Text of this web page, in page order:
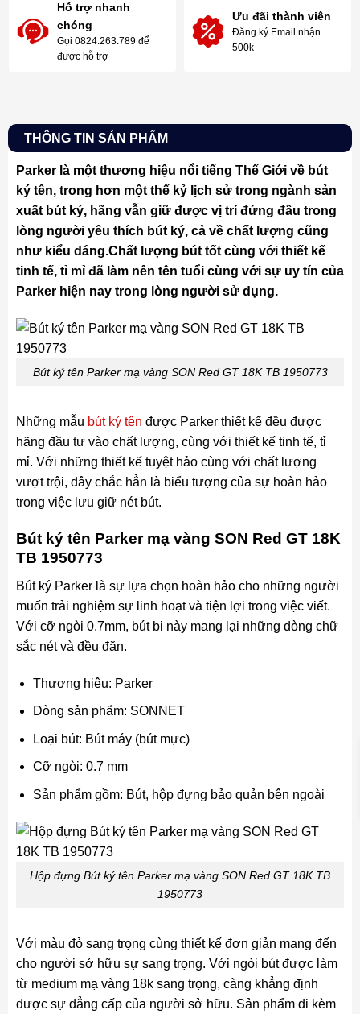
Hỗ trợ nhanh
chóng
Gọi 0824.263.789 để
được hỗ trợ
Ưu đãi thành viên
Đăng ký Email nhận
500k
THÔNG TIN SẢN PHẨM
Parker là một thương hiệu nổi tiếng Thế Giới về bút
ký tên, trong hơn một thế kỷ lịch sử trong ngành sản
xuất bút ký, hãng vẫn giữ được vị trí đứng đầu trong
lòng người yêu thích bút ký, cả về chất lượng cũng
như kiểu dáng.Chất lượng bút tốt cùng với thiết kế
tinh tế, tỉ mỉ đã làm nên tên tuổi cùng với sự uy tín của
Parker hiện nay trong lòng người sử dụng.
Bút ký tên Parker mạ vàng SON Red GT 18K TB 1950773
Những mẫu bút ký tên được Parker thiết kế đều được
hãng đầu tư vào chất lượng, cùng với thiết kế tinh tế, tỉ
mỉ. Với những thiết kế tuyệt hảo cùng với chất lượng
vượt trội, đây chắc hẳn là biểu tượng của sự hoàn hảo
trong việc lưu giữ nét bút.
Bút ký tên Parker mạ vàng SON Red GT 18K
TB 1950773
Bút ký Parker là sự lựa chọn hoàn hảo cho những người
muốn trải nghiệm sự linh hoạt và tiện lợi trong việc viết.
Với cỡ ngòi 0.7mm, bút bi này mang lại những dòng chữ
sắc nét và đều đặn.
Thương hiệu: Parker
Dòng sản phẩm: SONNET
Loại bút: Bút máy (bút mực)
Cỡ ngòi: 0.7 mm
Sản phẩm gồm: Bút, hộp đựng bảo quản bên ngoài
Hộp đựng Bút ký tên Parker mạ vàng SON Red GT 18K TB
1950773
Với màu đỏ sang trọng cùng thiết kế đơn giản mang đến
cho người sở hữu sự sang trọng. Với ngòi bút được làm
từ medium mạ vàng 18k sang trọng, càng khẳng định
được sự đẳng cấp của người sở hữu. Sản phẩm đi kèm